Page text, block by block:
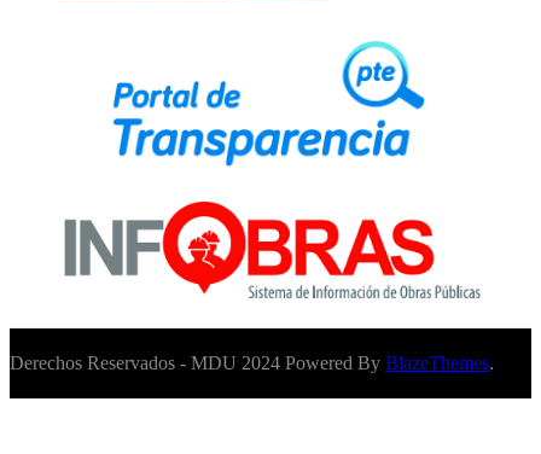
Derechos Reservados - MDU 2024 Powered By BlazeThemes.